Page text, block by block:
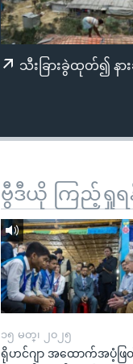
သီးခြားခွဲထုတ်၍ န
ဗွီဒီယို ကြည့်ရှုရ
၁၅ မတ္၊ ၂၀၂၅
ရိုဟင်ဂျာ အထောက်အပံ့ဖြ